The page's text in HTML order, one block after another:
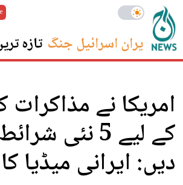
ایران اسرائیل جنگ تازہ
امریکا نے
کے لیے 5 نئی
دیں: ایرانی میڈیا